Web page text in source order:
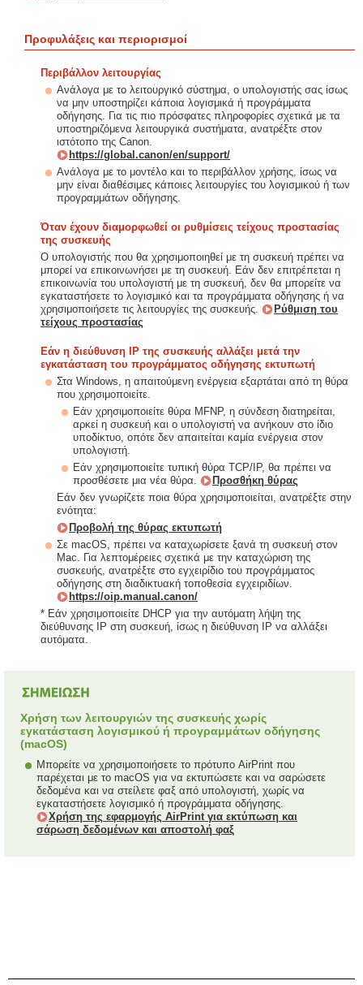
Προφυλάξεις και περιορισμοί
Περιβάλλον λειτουργίας
Ανάλογα με το λειτουργικό σύστημα, ο υπολογιστής σας ίσως
να μην υποστηρίζει κάποια λογισμικά ή προγράμματα
οδήγησης. Για τις πιο πρόσφατες πληροφορίες σχετικά με τα
υποστηριζόμενα λειτουργικά συστήματα, ανατρέξτε στον
ιστότοπο της Canon.
https://global.canon/en/support/
Ανάλογα με το μοντέλο και το περιβάλλον χρήσης, ίσως να
μην είναι διαθέσιμες κάποιες λειτουργίες του λογισμικού ή των
προγραμμάτων οδήγησης.
Όταν έχουν διαμορφωθεί οι ρυθμίσεις τείχους προστασίας
της συσκευής
Ο υπολογιστής που θα χρησιμοποιηθεί με τη συσκευή πρέπει να
μπορεί να επικοινωνήσει με τη συσκευή. Εάν δεν επιτρέπεται η
επικοινωνία του υπολογιστή με τη συσκευή, δεν θα μπορείτε να
εγκαταστήσετε το λογισμικό και τα προγράμματα οδήγησης ή να
χρησιμοποιήσετε τις λειτουργίες της συσκευής.
Ρύθμιση του
τείχους προστασίας
Εάν η διεύθυνση IP της συσκευής αλλάξει μετά την
εγκατάσταση του προγράμματος οδήγησης εκτυπωτή
Στα Windows, η απαιτούμενη ενέργεια εξαρτάται από τη θύρα
που χρησιμοποιείτε.
Εάν χρησιμοποιείτε θύρα MFNP, η σύνδεση διατηρείται,
αρκεί η συσκευή και ο υπολογιστή να ανήκουν στο ίδιο
υποδίκτυο, οπότε δεν απαιτείται καμία ενέργεια στον
υπολογιστή.
Εάν χρησιμοποιείτε τυπική θύρα TCP/IP, θα πρέπει να
προσθέσετε μια νέα θύρα.
Προσθήκη θύρας
Εάν δεν γνωρίζετε ποια θύρα χρησιμοποιείται, ανατρέξτε στην
ενότητα:
Προβολή της θύρας εκτυπωτή
Σε macOS, πρέπει να καταχωρίσετε ξανά τη συσκευή στον
Mac. Για λεπτομέρειες σχετικά με την καταχώριση της
συσκευής, ανατρέξτε στο εγχειρίδιο του προγράμματος
οδήγησης στη διαδικτυακή τοποθεσία εγχειριδίων.
https://oip.manual.canon/
* Εάν χρησιμοποιείτε DHCP για την αυτόματη λήψη της
διεύθυνσης IP στη συσκευή, ίσως η διεύθυνση IP να αλλάξει
αυτόματα.
Χρήση των λειτουργιών της συσκευής χωρίς
εγκατάσταση λογισμικού ή προγραμμάτων οδήγησης
(macOS)
Μπορείτε να χρησιμοποιήσετε το πρότυπο AirPrint που
παρέχεται με το macOS για να εκτυπώσετε και να σαρώσετε
δεδομένα και να στείλετε φαξ από υπολογιστή, χωρίς να
εγκαταστήσετε λογισμικό ή προγράμματα οδήγησης.
Χρήση της εφαρμογής AirPrint για εκτύπωση και
σάρωση δεδομένων και αποστολή φαξ